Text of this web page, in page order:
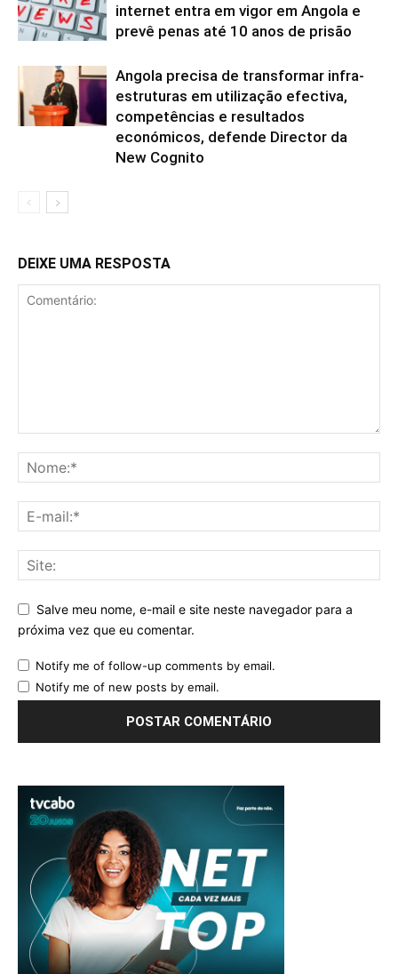
internet entra em vigor em Angola e
prevê penas até 10 anos de prisão
Angola precisa de transformar infra-
estruturas em utilização efectiva,
competências e resultados
económicos, defende Director da
New Cognito
DEIXE UMA RESPOSTA
Salve meu nome, e-mail e site neste navegador para a
próxima vez que eu comentar.
Notify me of follow-up comments by email.
Notify me of new posts by email.